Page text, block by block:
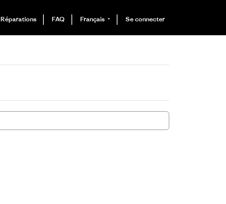
Réparations FAQ Français Se connecter